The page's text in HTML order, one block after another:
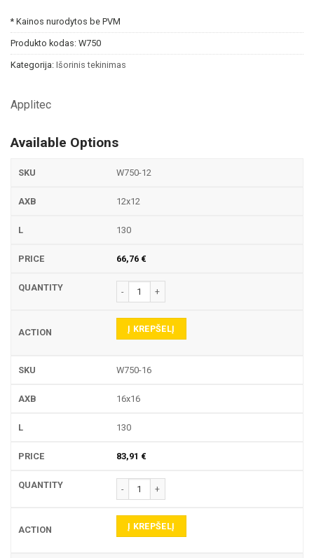
* Kainos nurodytos be PVM
Produkto kodas: W750
Kategorija: Išorinis tekinimas
Applitec
Available Options
W750-12
12x12
130
66,76 €
produkto kiekis: W750 LAIKIKLIS
Į KREPŠELĮ
W750-16
16x16
130
83,91 €
produkto kiekis: W750 LAIKIKLIS
Į KREPŠELĮ